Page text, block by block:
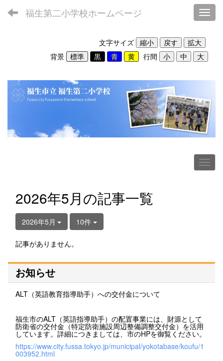
福生第二小学校ホームページ
文字サイズ
背景
行間
2026年5月の記事一覧
2026年5月 10件
記事がありません。
お知らせ
ALT（英語教育指導助手）への交付金について
福生市のALT（英語指導助手）の配置事業には、財源として
防衛省の交付金（特定防衛施設周辺整備調整交付金）を活用
しています。詳細につきましては、市のHPを御覧ください。
https://www.city.fussa.tokyo.jp/municipal/yokotabase/koufu/1
003952.html